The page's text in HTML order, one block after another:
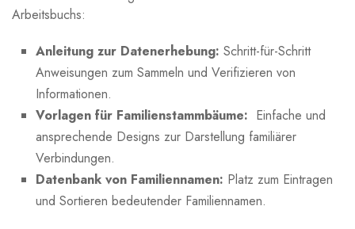
Arbeitsbuchs:
Anleitung zur Datenerhebung: Schritt-für-Schritt
Anweisungen zum Sammeln und Verifizieren von
Informationen.
Vorlagen für Familienstammbäume: ‍ Einfache und‌
ansprechende Designs zur⁢ Darstellung familiärer
Verbindungen.
Datenbank von Familiennamen: ‍Platz zum Eintragen⁣
und Sortieren bedeutender Familiennamen.